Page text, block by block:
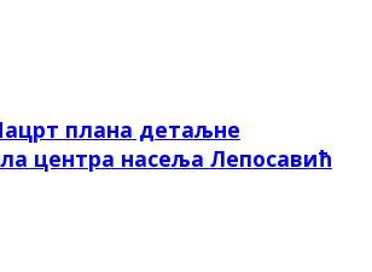
плана детаљне
центра насеља Лепосавић